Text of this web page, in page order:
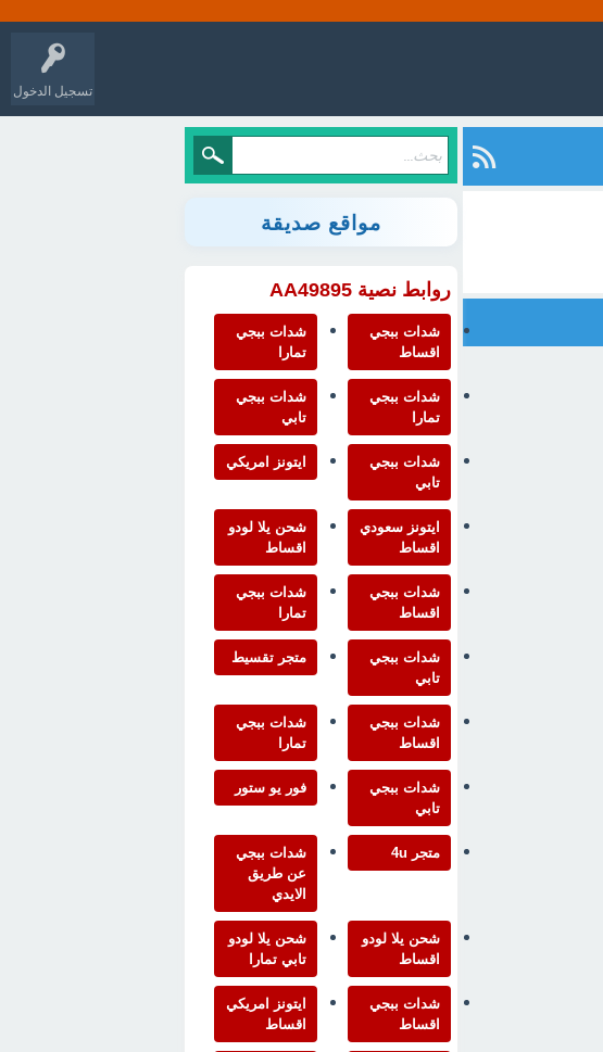
تسجيل الدخول
مواقع صديقة
روابط نصية AA49895
شدات ببجي
اقساط
شدات ببجي
تمارا
شدات ببجي
تمارا
شدات ببجي
تابي
شدات ببجي
تابي
ايتونز امريكي
ايتونز سعودي
اقساط
شحن يلا لودو
اقساط
شدات ببجي
اقساط
شدات ببجي
تمارا
شدات ببجي
تابي
متجر تقسيط
شدات ببجي
اقساط
شدات ببجي
تمارا
شدات ببجي
تابي
فور يو ستور
متجر 4u
شدات ببجي
عن طريق
الايدي
شحن يلا لودو
اقساط
شحن يلا لودو
تابي تمارا
شدات ببجي
اقساط
ايتونز امريكي
اقساط